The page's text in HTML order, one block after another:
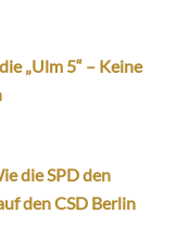
„Ulm 5“ – Keine
die SPD den
den CSD Berlin